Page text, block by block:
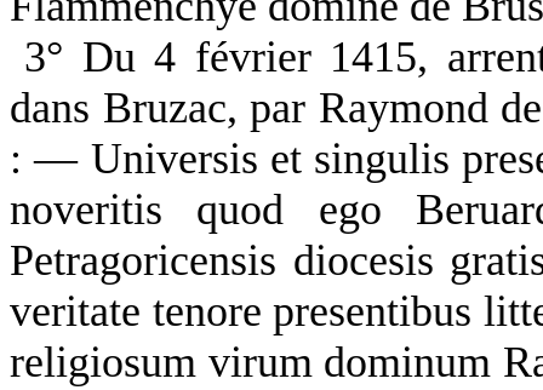
3° Du 4 février 1415,
dans Bruzac, par Raymond
: — Universis et singulis
noveritis quod ego
Petragoricensis diocesis
veritate tenore presentibus
religiosum virum dominum